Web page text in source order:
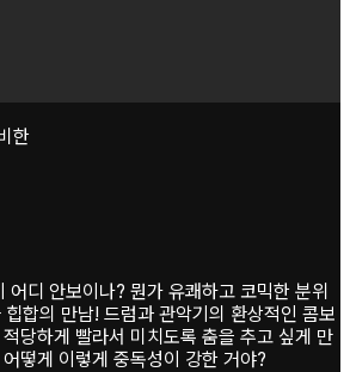
한
어디 안보이나? 뭔가 유쾌하고 코믹한 분위
합의 만남! 드럼과 관악기의 환상적인 콤보
당하게 빨라서 미치도록 춤을 추고 싶게 만
떻게 이렇게 중독성이 강한 거야?